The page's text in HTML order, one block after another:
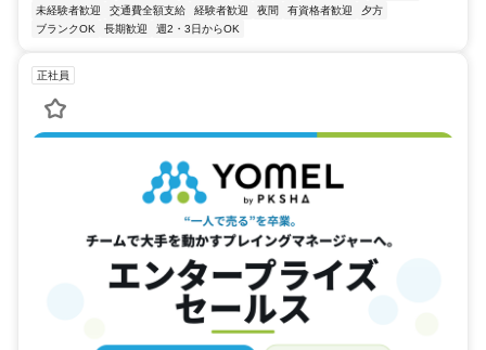
未経験者歓迎
交通費全額支給 経験者歓迎 夜間 有資格者歓迎
夕方
ブランクOK
長期歓迎 週2・3日からOK
正社員